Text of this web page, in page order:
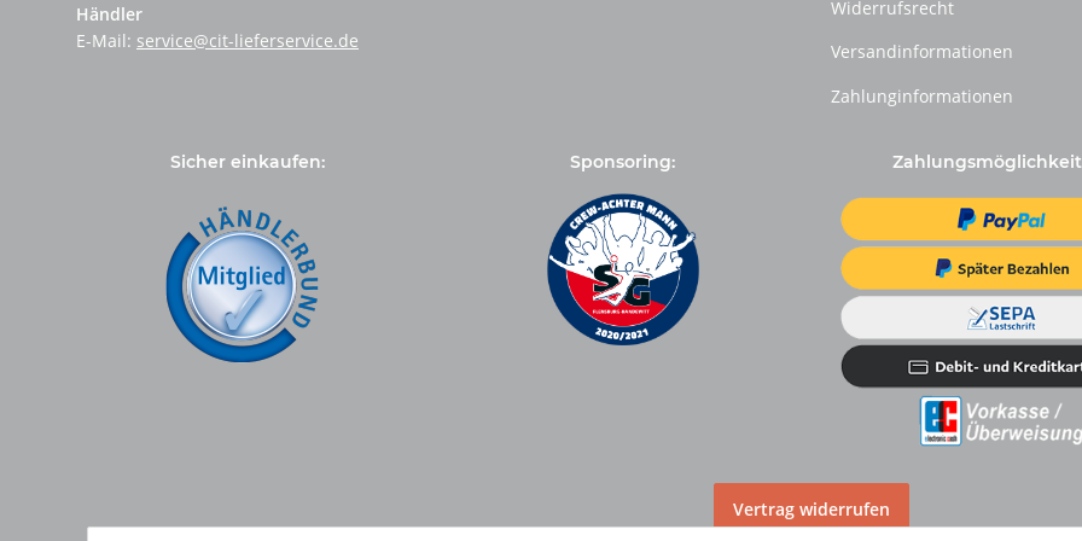
Händler
E-Mail: service@cit-lieferservice.de
Widerrufsrecht
Versandinformationen
Zahlunginformationen
Sicher einkaufen: Sponsoring:
Vertrag widerrufen